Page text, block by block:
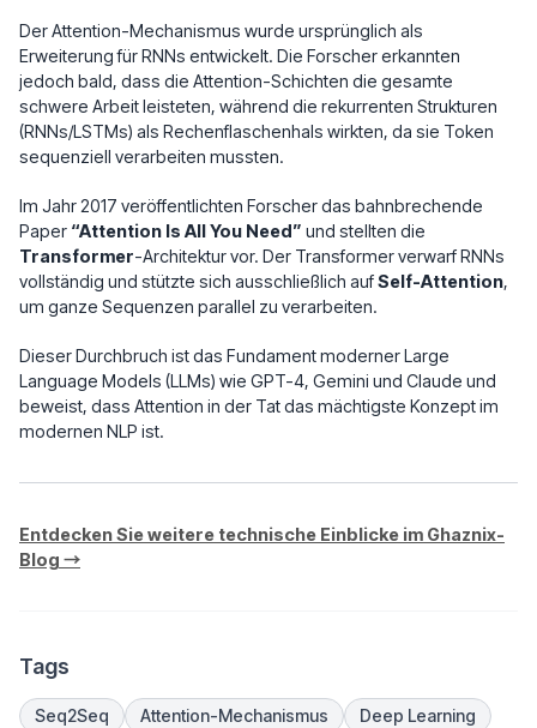
)
Der Attention-Mechanismus wurde ursprünglich als
Erweiterung für RNNs entwickelt. Die Forscher erkannten
jedoch bald, dass die Attention-Schichten die gesamte
schwere Arbeit leisteten, während die rekurrenten Strukturen
(RNNs/LSTMs) als Rechenflaschenhals wirkten, da sie Token
sequenziell verarbeiten mussten.
Im Jahr 2017 veröffentlichten Forscher das bahnbrechende
Paper “Attention Is All You Need” und stellten die
Transformer-Architektur vor. Der Transformer verwarf RNNs
vollständig und stützte sich ausschließlich aufSelf-Attention,
um ganze Sequenzen parallel zu verarbeiten.
Dieser Durchbruch ist das Fundament moderner Large
Language Models (LLMs) wie GPT-4, Gemini und Claude und
beweist, dass Attention in der Tat das mächtigste Konzept im
modernen NLP ist.
Entdecken Sie weitere technische Einblicke im Ghaznix-
Blog →
Tags
Seq2Seq Attention-Mechanismus
Deep Learning